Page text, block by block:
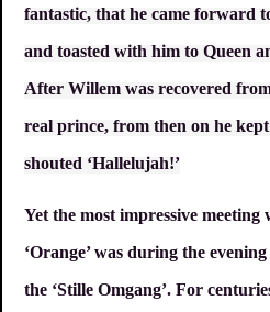
fantastic, that he came forward
and toasted with him to Queen
After Willem was recovered
real prince, from then on he
shouted ‘Hallelujah!’
Yet the most impressive
‘Orange’ was during the
the ‘Stille Omgang’. For